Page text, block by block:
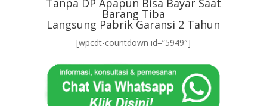
Tanpa DP Apapun Bisa Bayar Saat
Barang Tiba
Langsung Pabrik Garansi 2 Tahun
[wpcdt-countdown id=”5949″]